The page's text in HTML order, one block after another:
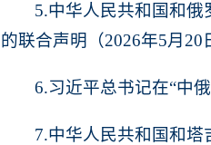
5.中华人民共和国和
的联合声明（2026年5月20
6.习近平总书记在“中
7.中华人民共和国和